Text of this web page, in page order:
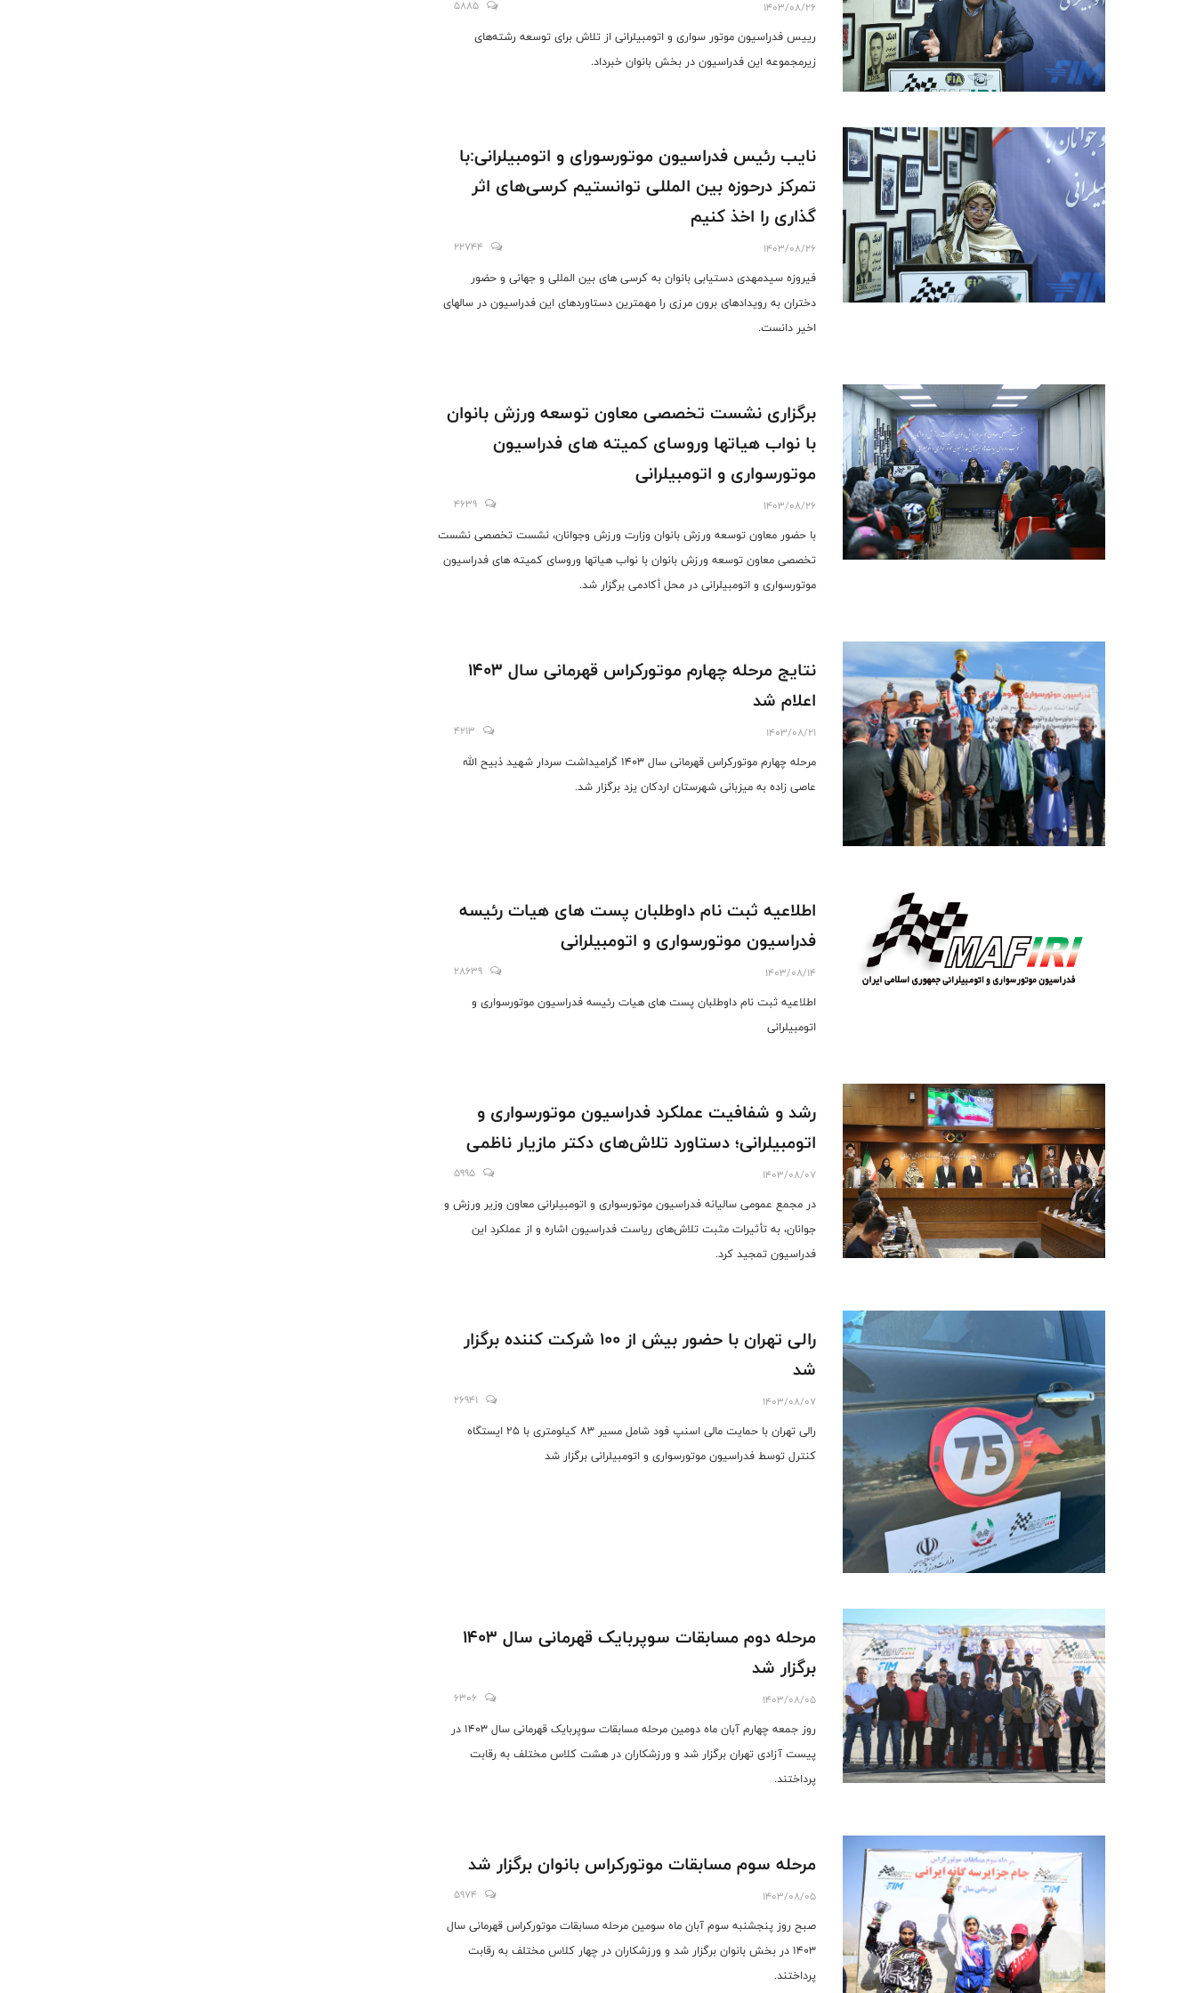
1403/08/26
5885
رییس فدراسیون موتور سواری و اتومبیلرانی از تلاش برای توسعه رشته‌های
زیرمجموعه این فدراسیون در بخش بانوان خبرداد.
نایب رئیس فدراسیون موتورسورای و اتومبیلرانی:با
تمرکز درحوزه بین المللی توانستیم کرسی‌های اثر
گذاری را اخذ کنیم
1403/08/26
22744
فیروزه سیدمهدی دستیابی بانوان به کرسی های بین المللی و جهانی و حضور
دختران به رویدادهای برون مرزی را مهمترین دستاوردهای این فدراسیون در سالهای
اخیر دانست.
برگزاری نشست تخصصی معاون توسعه ورزش بانوان
با نواب هیاتها وروسای کمیته های فدراسیون
موتورسواری و اتومبیلرانی
1403/08/26
4639
با حضور معاون توسعه ورزش بانوان وزارت ورزش وجوانان، نشست تخصصی نشست
تخصصی معاون توسعه ورزش بانوان با نواب هیاتها وروسای کمیته های فدراسیون
موتورسواری و اتومبیلرانی در محل أکادمی برگزار شد.
نتایج مرحله چهارم موتورکراس قهرمانی سال 1403
اعلام شد
1403/08/21
4213
مرحله چهارم موتورکراس قهرمانی سال 1403 گرامیداشت سردار شهید ذبیح الله
عاصی زاده به میزبانی شهرستان اردکان یزد برگزار شد.
اطلاعیه ثبت نام داوطلبان پست های هیات رئیسه
فدراسیون موتورسواری و اتومبیلرانی
1403/08/14
28639
اطلاعیه ثبت نام داوطلبان پست های هیات رئیسه فدراسیون موتورسواری و
اتومبیلرانی
رشد و شفافیت عملکرد فدراسیون موتورسواری و
اتومبیلرانی؛ دستاورد تلاش‌های دکتر مازیار ناظمی
1403/08/07
5995
در مجمع عمومی سالیانه فدراسیون موتورسواری و اتومبیلرانی معاون وزیر ورزش و
جوانان، به تأثیرات مثبت تلاش‌های ریاست فدراسیون اشاره و از عملکرد این
فدراسیون تمجید کرد.
رالی تهران با حضور بیش از 100 شرکت کننده برگزار
شد
1403/08/07
26941
رالی تهران با حمایت مالی اسنپ فود شامل مسیر ۸۳ کیلومتری با ۲۵ ایستگاه
کنترل توسط فدراسیون موتورسواری و اتومبیلرانی برگزار شد
مرحله دوم مسابقات سوپربایک قهرمانی سال 1403
برگزار شد
1403/08/05
6306
روز جمعه چهارم آبان ماه دومین مرحله مسابقات سوپربایک قهرمانی سال ۱۴۰۳ در
پیست آزادی تهران برگزار شد و ورزشکاران در هشت کلاس مختلف به رقابت
پرداختند.
مرحله سوم مسابقات موتورکراس بانوان برگزار شد
1403/08/05
5974
صبح روز پنجشنبه سوم آبان ماه سومین مرحله مسابقات موتورکراس قهرمانی سال
۱۴۰۳ در بخش بانوان برگزار شد و ورزشکاران در چهار کلاس مختلف به رقابت
پرداختند.